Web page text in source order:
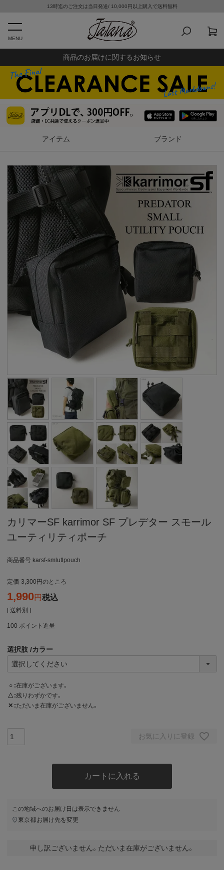
13時迄のご注文は当日発送/ 10,000円以上購入で送料無料
MENU
商品のお届けに関するお知らせ
アイテム ブランド
カリマーSF karrimor SF プレデター スモール
ユーティリティポーチ
商品番号 karsf-smlutlpouch
定価 3,300 のところ
1,990 税込
[ 送料別 ]
100 ポイント進呈
選択肢 カラー
○ 在庫がございます。
△ 残りわずかです。
✕ ただいま在庫がございません。
お気に入りに登録
カートに入れる
この地域へのお届け日は表示できません
東京都お届け先を変更
申し訳ございません。ただいま在庫がございません。